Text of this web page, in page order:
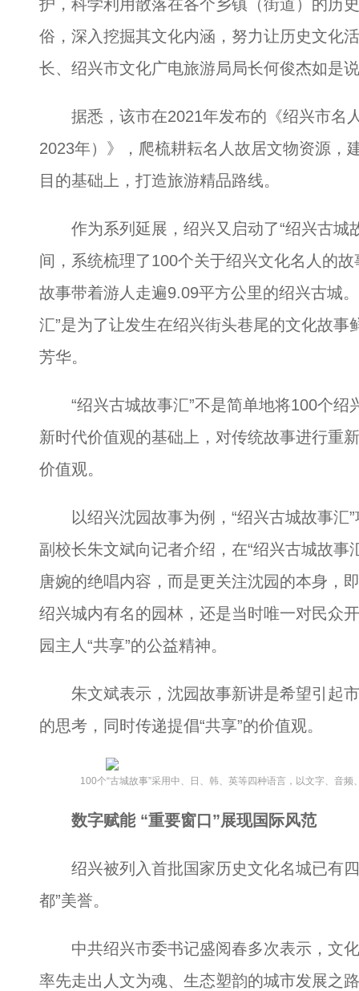
护，科学利用散落在各个乡镇（街道）的历
俗，深入挖掘其文化内涵，努力让历史文化
长、绍兴市文化广电旅游局局长何俊杰如是
据悉，该市在2021年发布的《绍兴市名
2023年）》，爬梳耕耘名人故居文物资源，
目的基础上，打造旅游精品路线。
作为系列延展，绍兴又启动了“绍兴古城
间，系统梳理了100个关于绍兴文化名人的
故事带着游人走遍9.09平方公里的绍兴古城
汇”是为了让发生在绍兴街头巷尾的文化故
芳华。
“绍兴古城故事汇”不是简单地将100个绍
新时代价值观的基础上，对传统故事进行重
价值观。
以绍兴沈园故事为例，“绍兴古城故事汇”
副校长朱文斌向记者介绍，在“绍兴古城故事
唐婉的绝唱内容，而是更关注沈园的本身，
绍兴城内有名的园林，还是当时唯一对民众
园主人“共享”的公益精神。
朱文斌表示，沈园故事新讲是希望引起市
的思考，同时传递提倡“共享”的价值观。
100个“古城故事”采用中、日、韩、英等四种语言，以文字、音
数字赋能 “重要窗口”展现国际风范
绍兴被列入首批国家历史文化名城已有四
都”美誉。
中共绍兴市委书记盛阅春多次表示，文化
率先走出人文为魂、生态塑韵的城市发展之